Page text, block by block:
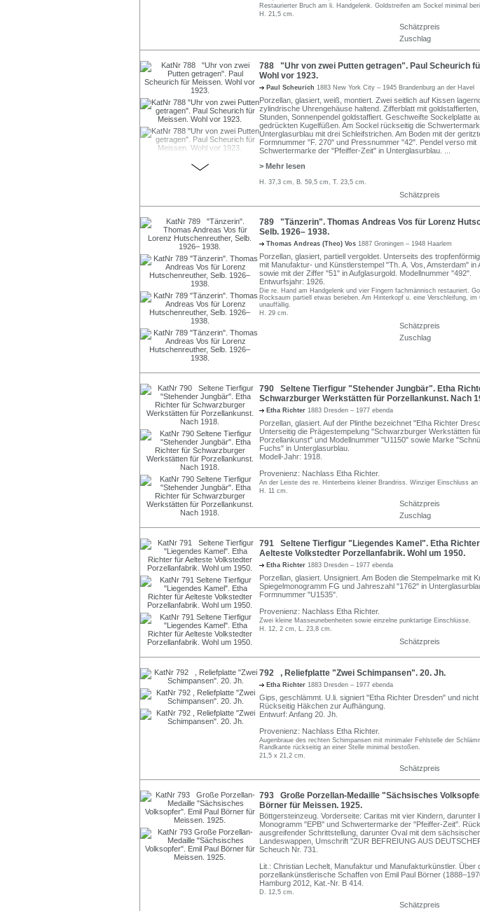
Restaurierter Bruch am li. Handgelenk. Goldstreifen am Sockel minimal
H. 21,5 cm.
Schätzpreis
Zuschlag
788 "Uhr von zwei Putten getragen". Paul Scheurich
Wohl vor 1923.
Paul Scheurich 1883 New York City – 1945 Brandenburg an der Havel
Porzellan, glasiert, weiß, montiert. Zwei seitlich auf Kissen
zylindrische Uhrengehäuse haltend. Zifferblatt mit
Stunden, Sonnenpendel goldstaffiert. Geschweifte Sockelplatte
gedrückten Kugelfüßen. Am Sockel rückseitig die
Unterglasurblau mit drei Schleifstrichen. Am Boden mit der
Formnummer "F. 270" und Pressnummer "42". Pendel verso mit
Schwertermarke der "Pfeiffer-Zeit" in Unterglasurblau.
> Mehr lesen
H. 37,3 cm, B. 59,5 cm, T. 23,5 cm.
Schätzpreis
789 "Tänzerin". Thomas Andreas Vos für Lorenz
Selb. 1926– 1938.
Thomas Andreas (Theo) Vos 1887 Groningen – 1948 Haarlem
Porzellan, glasiert, partiell vergoldet. Unterseits des
mit Manufaktur- und Künstlerstempel "Th. A. Vos, Amsterdam" in
sowie mit der Ziffer "51" in Aufglasurgold. Modellnummer "492".
Entwurfsjahr: 1926.
Die re. Hand am Handgelenk und vier Fingern fachmännisch restauriert.
Rocksaum partiell etwas berieben. Am Hinterkopf u. eine Verschleifung, im
unauffällig.
H. 29 cm.
Schätzpreis
Zuschlag
790 Seltene Tierfigur "Stehender Jungbär". Etha
Schwarzburger Werkstätten für Porzellankunst. Nach
Etha Richter 1883 Dresden – 1977 ebenda
Porzellan, glasiert. Auf der Plinthe bezeichnet "Etha Richter
Unterseitig die Prägestempelung "Schwarzburger Werkstätten
Porzellankunst" und Modellnummer "U1150" sowie Marke
Fuchs" in Unterglasurblau.
Modell-Jahr: 1918.
Provenienz: Nachlass Etha Richter.
An der Leiste des re. Hinterbeins kleiner Brandriss. Winziger Einschluss an
H. 11 cm.
Schätzpreis
Zuschlag
791 Seltene Tierfigur "Liegendes Kamel". Etha
Aelteste Volkstedter Porzellanfabrik. Wohl um 1950.
Etha Richter 1883 Dresden – 1977 ebenda
Porzellan, glasiert. Unsigniert. Am Boden die Stempelmarke mit
Spiegelmonogramm FG und Jahreszahl "1762" in
Formnummer "U1535".
Provenienz: Nachlass Etha Richter.
Zwei kleine Masseunebenheiten sowie einzelne punktartige Einschlüsse.
H. 12, 2 cm, L. 23,8 cm.
Schätzpreis
792 , Reliefplatte "Zwei Schimpansen". 20. Jh.
Etha Richter 1883 Dresden – 1977 ebenda
Gips, geschlämmt. U.li. signiert "Etha Richter Dresden" und nicht
Rückseitig Häkchen zur Aufhängung.
Entwurf: Anfang 20. Jh.
Provenienz: Nachlass Etha Richter.
Augenbraue des rechten Schimpansen mit minimaler Fehlstelle der
Randkante rückseitig an einer Stelle minimal bestoßen.
21,5 x 21,2 cm.
Schätzpreis
793 Große Porzellan-Medaille "Sächsisches
Börner für Meissen. 1925.
Böttgersteinzeug. Vorderseite: Caritas mit vier Kindern, darunter
Monogramm "EPB" und Schwertermarke der "Pfeiffer-Zeit".
ausgreifender Schrittstellung, darunter Oval mit dem
Landeswappen, Umschrift "ZUR BEFREIUNG AUS
Scheuch Nr. 731.
Lit.: Christian Lechelt, Manufaktur und Manufakturkünstler. Über
porzellankünstlerische Schaffen von Emil Paul Börner
Hamburg 2012, Kat.-Nr. B 414.
D. 12,5 cm.
Schätzpreis